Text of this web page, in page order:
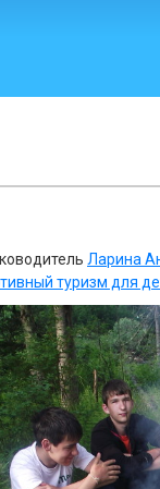
Ларина
туризм для